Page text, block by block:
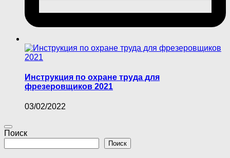
Инструкция по охране труда для
фрезеровщиков 2021
03/02/2022
Поиск
Поиск